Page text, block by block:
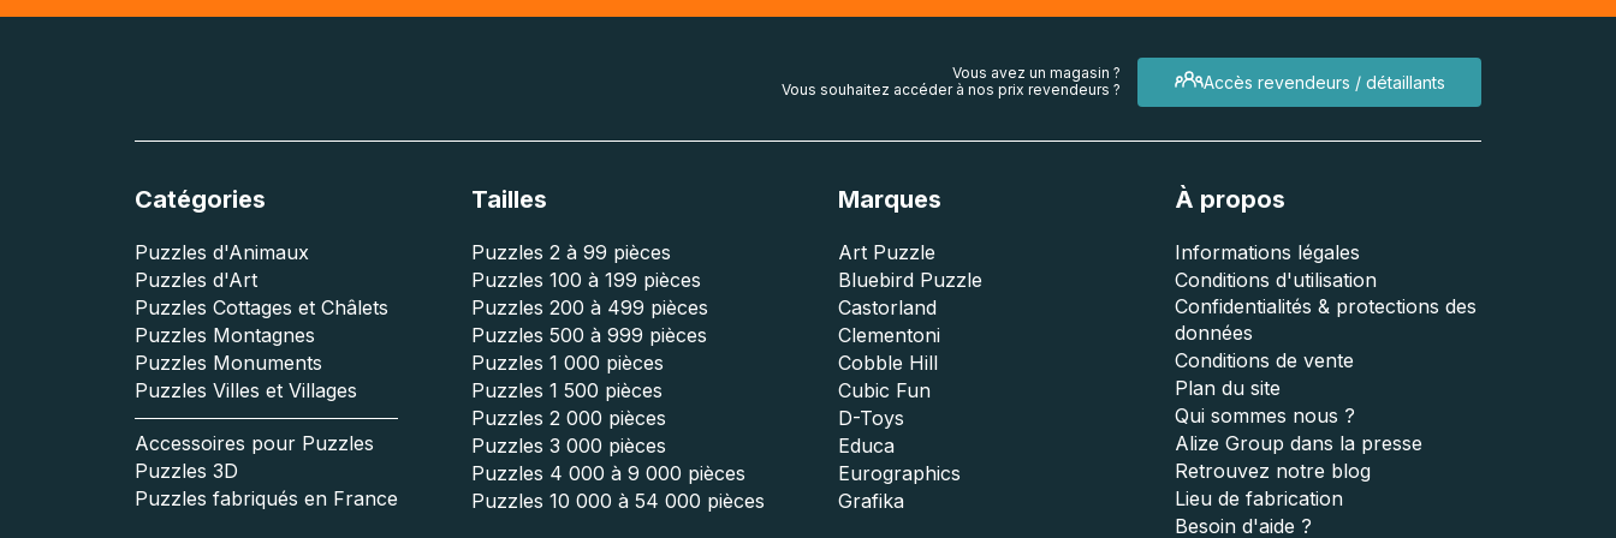
Accès revendeurs / détaillants
Vous avez un magasin ?
Vous souhaitez accéder à nos prix revendeurs ?
Catégories
Puzzles d'Animaux
Puzzles d'Art
Puzzles Cottages et Châlets
Puzzles Montagnes
Puzzles Monuments
Puzzles Villes et Villages
Accessoires pour Puzzles
Puzzles 3D
Puzzles fabriqués en France
Tailles
Puzzles 2 à 99 pièces
Puzzles 100 à 199 pièces
Puzzles 200 à 499 pièces
Puzzles 500 à 999 pièces
Puzzles 1 000 pièces
Puzzles 1 500 pièces
Puzzles 2 000 pièces
Puzzles 3 000 pièces
Puzzles 4 000 à 9 000 pièces
Puzzles 10 000 à 54 000 pièces
Marques
Art Puzzle
Bluebird Puzzle
Castorland
Clementoni
Cobble Hill
Cubic Fun
D-Toys
Educa
Eurographics
Grafika
À propos
Informations légales
Conditions d'utilisation
Confidentialités & protections des
données
Conditions de vente
Plan du site
Qui sommes nous ?
Alize Group dans la presse
Retrouvez notre blog
Lieu de fabrication
Besoin d'aide ?